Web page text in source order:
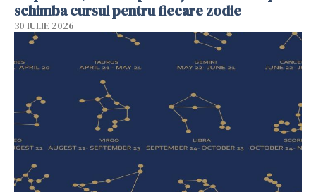
schimba cursul pentru fiecare zodie
30 IULIE 2026